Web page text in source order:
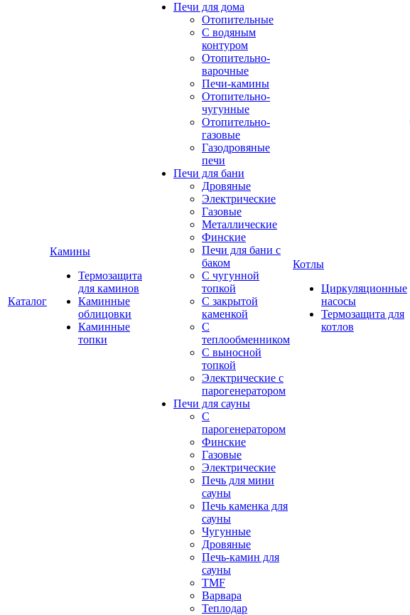
Каталог
Камины
Термозащита
для каминов
Каминные
облицовки
Каминные
топки
Печи для дома
Отопительные
C водяным
контуром
Отопительно-
варочные
Печи-камины
Отопительно-
чугунные
Отопительно-
газовые
Газодровяные
печи
Печи для бани
Дровяные
Электрические
Газовые
Металлические
Финские
Печи для бани с
баком
С чугунной
топкой
С закрытой
каменкой
С
теплообменником
С выносной
топкой
Электрические с
парогенератором
Печи для сауны
С
парогенератором
Финские
Газовые
Электрические
Печь для мини
сауны
Печь каменка для
сауны
Чугунные
Дровяные
Печь-камин для
сауны
TMF
Варвара
Теплодар
Котлы
Циркуляционные
насосы
Термозащита для
котлов